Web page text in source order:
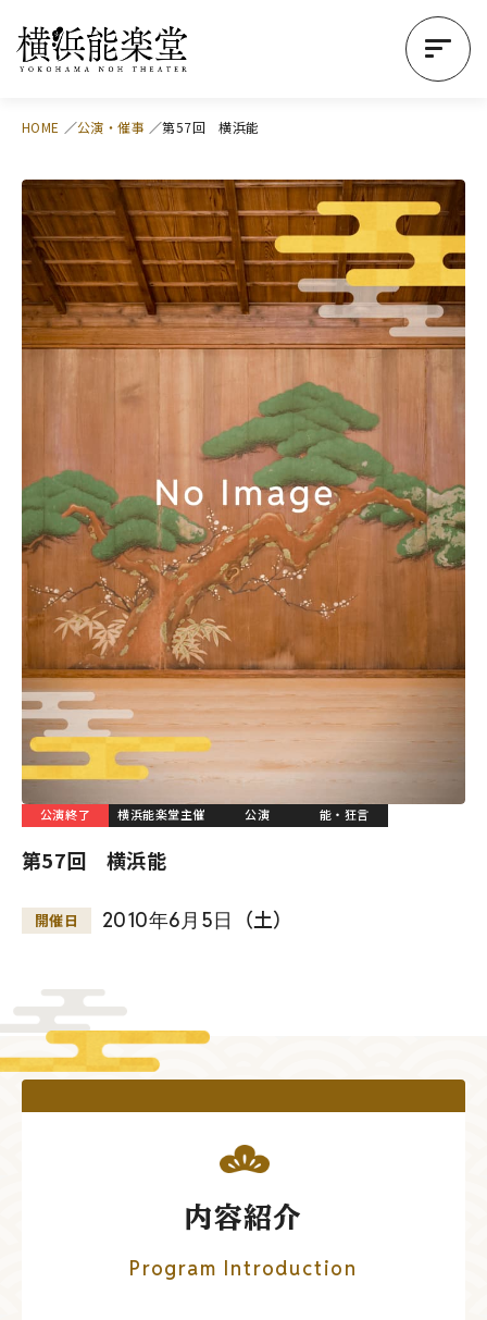
HOME 公演・催事 第57回 横浜能
公演終了 横浜能楽堂主催 公演 能・狂言
第57回 横浜能
開催日 2010年6月 5日 （土）
内容紹介
Program Introduction